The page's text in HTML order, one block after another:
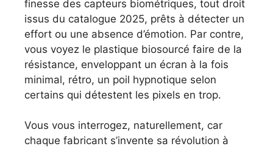
finesse des capteurs biométriques, tout droit
issus du catalogue 2025, prêts à détecter un
effort ou une absence d’émotion. Par contre,
vous voyez le plastique biosourcé faire de la
résistance, enveloppant un écran à la fois
minimal, rétro, un poil hypnotique selon
certains qui détestent les pixels en trop.
Vous vous interrogez, naturellement, car
chaque fabricant s’invente sa révolution à